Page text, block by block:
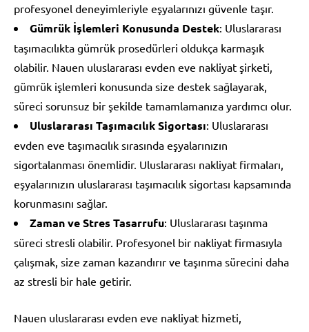
profesyonel deneyimleriyle eşyalarınızı güvenle taşır.
Gümrük İşlemleri Konusunda Destek: Uluslararası
taşımacılıkta gümrük prosedürleri oldukça karmaşık
olabilir. Nauen uluslararası evden eve nakliyat şirketi,
gümrük işlemleri konusunda size destek sağlayarak,
süreci sorunsuz bir şekilde tamamlamanıza yardımcı olur.
Uluslararası Taşımacılık Sigortası: Uluslararası
evden eve taşımacılık sırasında eşyalarınızın
sigortalanması önemlidir. Uluslararası nakliyat firmaları,
eşyalarınızın uluslararası taşımacılık sigortası kapsamında
korunmasını sağlar.
Zaman ve Stres Tasarrufu: Uluslararası taşınma
süreci stresli olabilir. Profesyonel bir nakliyat firmasıyla
çalışmak, size zaman kazandırır ve taşınma sürecini daha
az stresli bir hale getirir.
Nauen uluslararası evden eve nakliyat hizmeti,